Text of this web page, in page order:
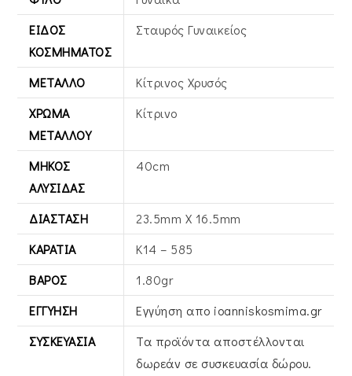
ΕΊΔΟΣ
ΚΟΣΜΉΜΑΤΟΣ
Σταυρός Γυναικείος
ΜΈΤΑΛΛΟ
Κίτρινος Xρυσός
ΧΡΏΜΑ
ΜΕΤΆΛΛΟΥ
Κίτρινο
ΜΉΚΟΣ
ΑΛΥΣΊΔΑΣ
40cm
ΔΙΆΣΤΑΣΗ
23.5mm X 16.5mm
ΚΑΡΆΤΙΑ
Κ14 – 585
ΒΆΡΟΣ
1.80gr
ΕΓΓΎΗΣΗ
Εγγύηση απο ioanniskosmima.gr
ΣΥΣΚΕΥΑΣΊΑ
Τα προϊόντα αποστέλλονται
δωρεάν σε συσκευασία δώρου.